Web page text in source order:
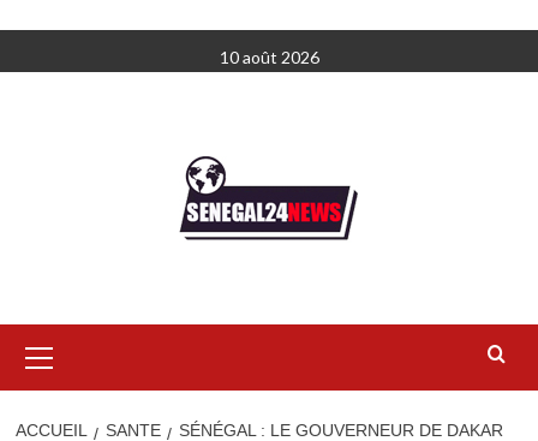
au
10 août 2026
principal
ACCUEIL SANTE
SÉNÉGAL : LE GOUVERNEUR DE DAKAR